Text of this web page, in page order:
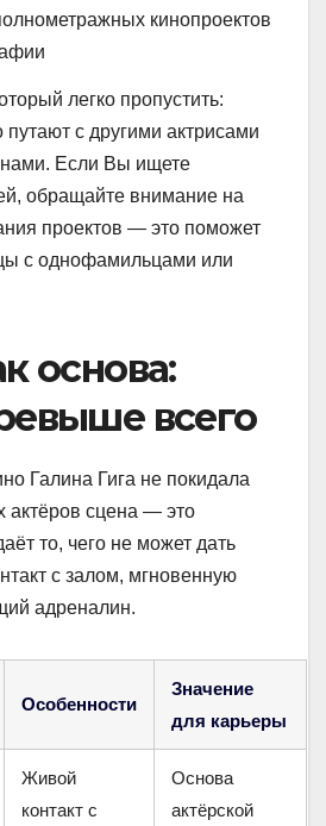
кинопроектов
легко пропустить:
путают с другими актрисами
Если Вы ищете
обращайте внимание на
проектов — это поможет
с однофамильцами или
основа:
всего
Галина Гига не покидала
актёров сцена — это
то, чего не может дать
с залом, мгновенную
адреналин.
Особенности
Значение
для карьеры
Живой
контакт с
Основа
актёрской